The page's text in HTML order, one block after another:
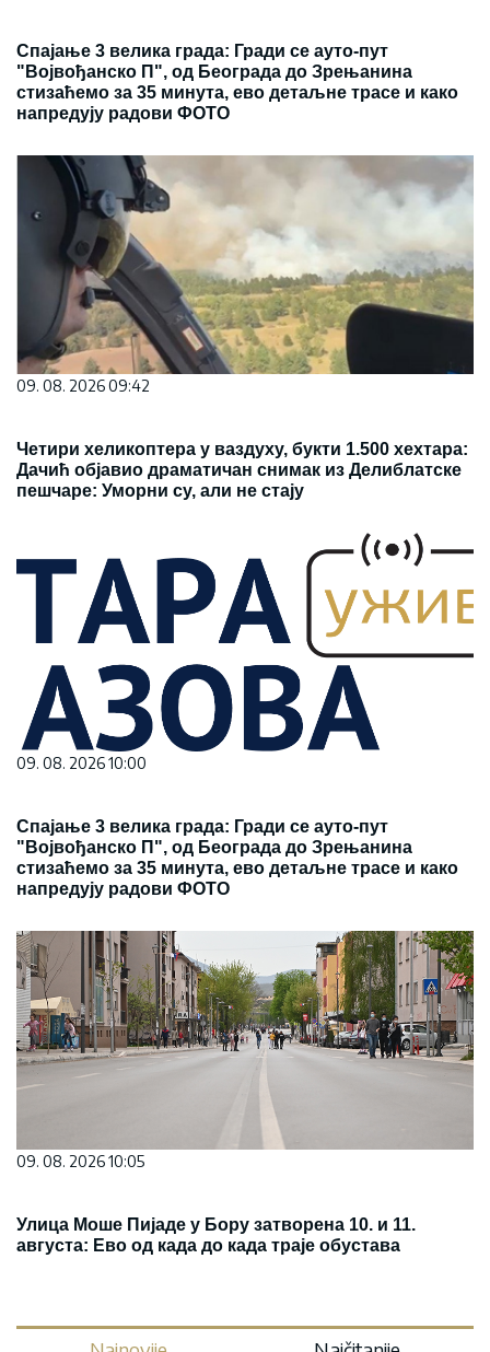
Спајање 3 велика града: Гради се ауто-пут
"Војвођанско П", од Београда до Зрењанина
стизаћемо за 35 минута, ево детаљне трасе и како
напредују радови ФОТО
09. 08. 2026 09:42
Четири хеликоптера у ваздуху, букти 1.500 хехтара:
Дачић објавио драматичан снимак из Делиблатске
пешчаре: Уморни су, али не стају
09. 08. 2026 10:00
Спајање 3 велика града: Гради се ауто-пут
"Војвођанско П", од Београда до Зрењанина
стизаћемо за 35 минута, ево детаљне трасе и како
напредују радови ФОТО
09. 08. 2026 10:05
Улица Моше Пијаде у Бору затворена 10. и 11.
августа: Ево од када до када траје обустава